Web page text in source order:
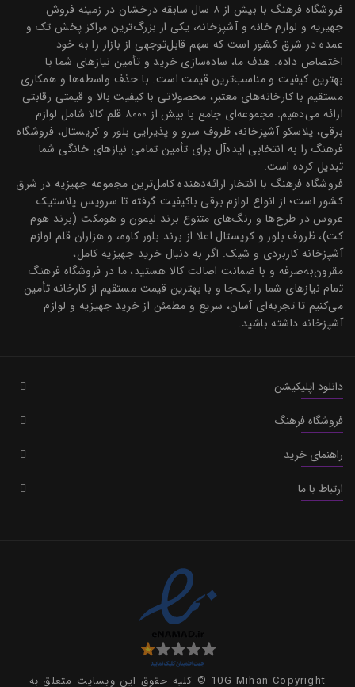
فروشگاه فرهنگ با بیش از ۸ سال سابقه درخشان در زمینه فروش
جهیزیه و لوازم خانه و آشپزخانه، یکی از بزرگ‌ترین مراکز پخش تک و
عمده در شرق کشور است که سهم قابل‌توجهی از بازار را به خود
اختصاص داده. هدف ما، ساده‌سازی خرید و تأمین نیازهای شما با
بهترین کیفیت و مناسب‌ترین قیمت است. با حذف واسطه‌ها و همکاری
مستقیم با کارخانه‌های معتبر، محصولاتی با کیفیت بالا و قیمتی رقابتی
ارائه می‌دهیم. مجموعه‌ای جامع با بیش از ۸۰۰۰ قلم کالا شامل لوازم
برقی، پلاسکو آشپزخانه، ظروف سرو و پذیرایی بلور و کریستال، فروشگاه
فرهنگ را به انتخابی ایده‌آل برای تأمین تمامی نیازهای خانگی شما
تبدیل کرده است.
فروشگاه فرهنگ با افتخار ارائه‌دهنده کامل‌ترین مجموعه جهیزیه در شرق
کشور است؛ از انواع لوازم برقی باکیفیت گرفته تا سرویس پلاستیک
عروس در طرح‌ها و رنگ‌های متنوع برند لیمون و هومکت (برند هوم
کت)، ظروف بلور و کریستال اعلا از برند بلور کاوه، و هزاران قلم لوازم
آشپزخانه کاربردی و شیک. اگر به دنبال خرید جهیزیه کامل،
مقرون‌به‌صرفه و با ضمانت اصالت کالا هستید، ما در فروشگاه فرهنگ
تمام نیازهای شما را یک‌جا و با بهترین قیمت مستقیم از کارخانه تأمین
می‌کنیم تا تجربه‌ای آسان، سریع و مطمئن از خرید جهیزیه و لوازم
آشپزخانه داشته باشید.
دانلود اپلیکیشن
فروشگاه فرهنگ
راهنمای خرید
ارتباط با ما
10G-Mihan-Copyright © کلیه حقوق این وبسایت متعلق به